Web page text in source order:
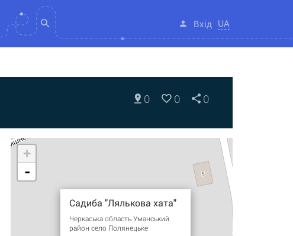
Вхід UA
0 0 0
Садиба "Лялькова хата"
Черкаська область Уманський
район село Полянецьке
+
-